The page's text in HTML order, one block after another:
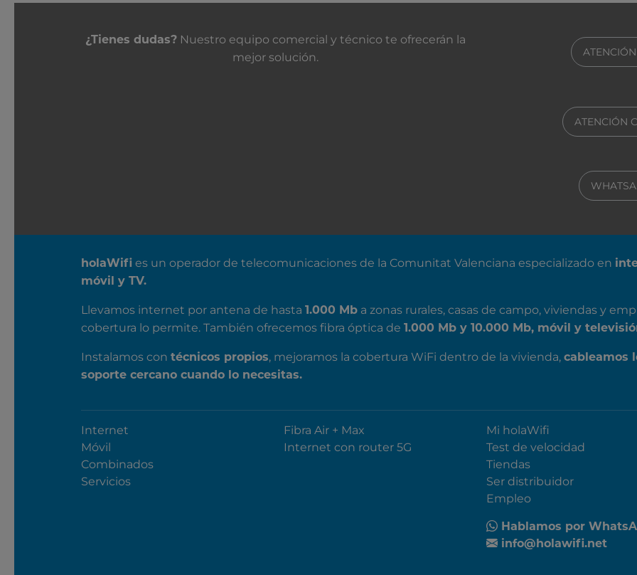
Contacta con nosotros
¿Tienes dudas?Nuestro equipo comercial y técnico te ofrecerán la
mejor solución.
ATENCIÓN
holaWifi es un operador de telecomunicaciones de la Comunitat Valenciana especializado en
móvil y TV.
Llevamos internet por antena de hasta 1.000 Mb a zonas rurales, casas de campo, viviendas y
cobertura lo permite. También ofrecemos fibra óptica de
1.000 Mb y 10.000 Mb, móvil y
Instalamos con técnicos propios, mejoramos la cobertura WiFi dentro de la vivienda, cableamos
soporte cercano cuando lo necesitas.
Internet
Móvil
Combinados
Servicios
Fibra Air + Max
Internet con router 5G
Mi holaWifi
Test de velocidad
Tiendas
Ser distribuidor
Empleo
Hablamos por
info@holawifi.net